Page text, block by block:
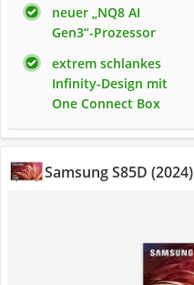
neuer „NQ8 AI
Gen3“-Prozessor
extrem schlankes
Infinity-Design mit
One Connect Box
Samsung S85D (2024)